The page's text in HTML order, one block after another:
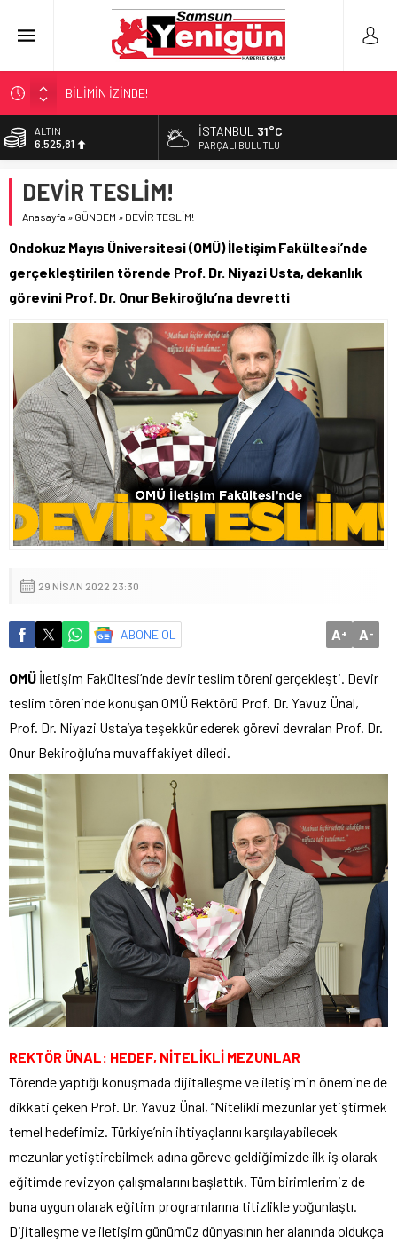
BİLİMİN İZİNDE!
TIR’A ‘ZEHİR’ BASKINI!
FECİ SON!
SAMSUN YANACAK!
ALTIN
6.525,81
13.703,13
DOLAR
55,0919
İSTANBUL 31°C
PARÇALI BULUTLU
DEVİR TESLİM!
Anasayfa » GÜNDEM » DEVİR TESLİM!
Ondokuz Mayıs Üniversitesi (OMÜ) İletişim Fakültesi’nde
gerçekleştirilen törende Prof. Dr. Niyazi Usta, dekanlık
görevini Prof. Dr. Onur Bekiroğlu’na devretti
29 NISAN 2022 23:30
ABONE OL A+ A-
OMÜ İletişim Fakültesi’nde devir teslim töreni gerçekleşti. Devir
teslim töreninde konuşan OMÜ Rektörü Prof. Dr. Yavuz Ünal,
Prof. Dr. Niyazi Usta’ya teşekkür ederek görevi devralan Prof. Dr.
Onur Bekiroğlu’na muvaffakiyet diledi.
REKTÖR ÜNAL: HEDEF, NİTELİKLİ MEZUNLAR
Törende yaptığı konuşmada dijitalleşme ve iletişimin önemine de
dikkati çeken Prof. Dr. Yavuz Ünal, “Nitelikli mezunlar yetiştirmek
temel hedefimiz. Türkiye’nin ihtiyaçlarını karşılayabilecek
mezunlar yetiştirebilmek adına göreve geldiğimizde ilk iş olarak
eğitimde revizyon çalışmalarını başlattık. Tüm birimlerimiz de
buna uygun olarak eğitim programlarına titizlikle yoğunlaştı.
Dijitalleşme ve iletişim günümüz dünyasının her alanında oldukça